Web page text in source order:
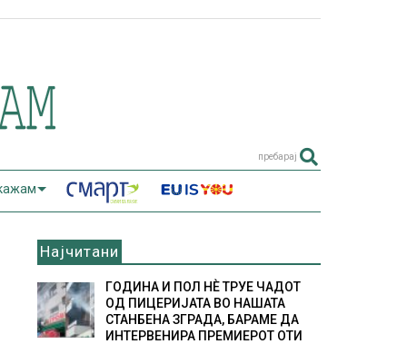
пребарај
Најчитани
ГОДИНА И ПОЛ НÈ ТРУЕ ЧАДОТ
ОД ПИЦЕРИЈАТА ВО НАШАТА
СТАНБЕНА ЗГРАДА, БАРАМЕ ДА
ИНТЕРВЕНИРА ПРЕМИЕРОТ ОТИ